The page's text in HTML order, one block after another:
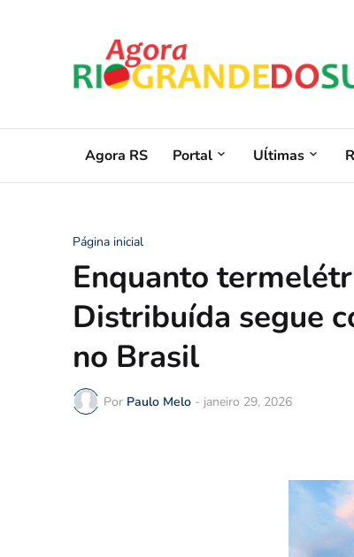
Agora RS Portal Uĺtimas
Página inicial
Enquanto
Distribuída segue
no Brasil
Por Paulo Melo - janeiro 29, 2026